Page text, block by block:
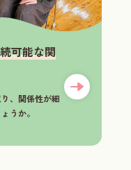
可能な関
、関係性が細
うか。